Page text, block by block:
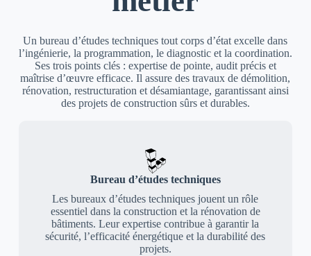
Un bureau d’études techniques tout corps d’état excelle dans
l’ingénierie, la programmation, le diagnostic et la coordination.
Ses trois points clés : expertise de pointe, audit précis et
maîtrise d’œuvre efficace. Il assure des travaux de démolition,
rénovation, restructuration et désamiantage, garantissant ainsi
des projets de construction sûrs et durables.
Bureau d’études techniques
Les bureaux d’études techniques jouent un rôle
essentiel dans la construction et la rénovation de
bâtiments. Leur expertise contribue à garantir la
sécurité, l’efficacité énergétique et la durabilité des
projets.